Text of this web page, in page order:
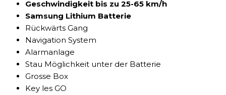
Geschwindigkeit bis zu 25-65 km/h
Samsung Lithium Batterie
Rückwärts Gang
Navigation System
Alarmanlage
Stau Möglichkeit unter der Batterie
Grosse Box
Key les GO